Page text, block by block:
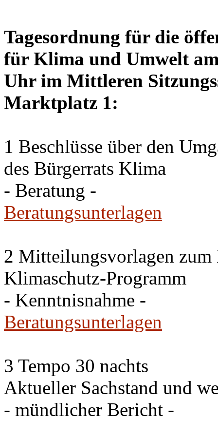
Tagesordnung für die
für Klima und Umwelt
Uhr im Mittleren
Marktplatz 1:
1 Beschlüsse über den
des Bürgerrats Klima
- Beratung -
Beratungsunterlagen
2 Mitteilungsvorlagen zum
Klimaschutz-Programm
- Kenntnisnahme -
Beratungsunterlagen
3 Tempo 30 nachts
Aktueller Sachstand und
- mündlicher Bericht -